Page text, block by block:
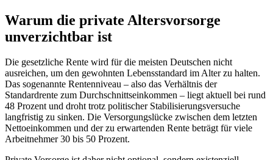
Warum die private Altersvorsorge
unverzichtbar ist
Die gesetzliche Rente wird für die meisten Deutschen nicht
ausreichen, um den gewohnten Lebensstandard im Alter zu halten.
Das sogenannte Rentenniveau – also das Verhältnis der
Standardrente zum Durchschnittseinkommen – liegt aktuell bei rund
48 Prozent und droht trotz politischer Stabilisierungsversuche
langfristig zu sinken. Die Versorgungslücke zwischen dem letzten
Nettoeinkommen und der zu erwartenden Rente beträgt für viele
Arbeitnehmer 30 bis 50 Prozent.